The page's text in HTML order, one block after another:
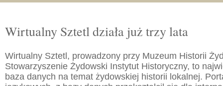
Wirtualny Sztetl działa już trzy lata
Wirtualny Sztetl, prowadzony przy Muzeum Historii
Stowarzyszenie Żydowski Instytut Historyczny, to
baza danych na temat żydowskiej historii lokalnej.